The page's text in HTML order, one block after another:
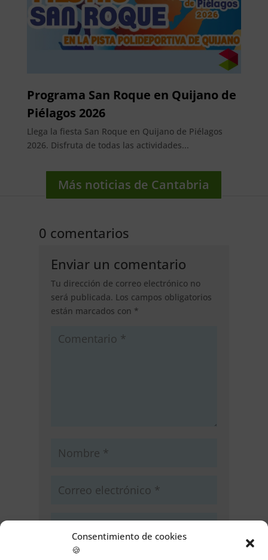
Consentimiento de cookies
🍪
Programa San Roque en Quijano de
Piélagos 2026
Llega la fiesta San Roque en Quijano de Piélagos
2026. Disfruta de todas las actividades...
Más noticias de Cantabria
0 comentarios
Enviar un comentario
Tu dirección de correo electrónico no
será publicada. Los campos obligatorios
están marcados con *
Guarda mi nombre, correo